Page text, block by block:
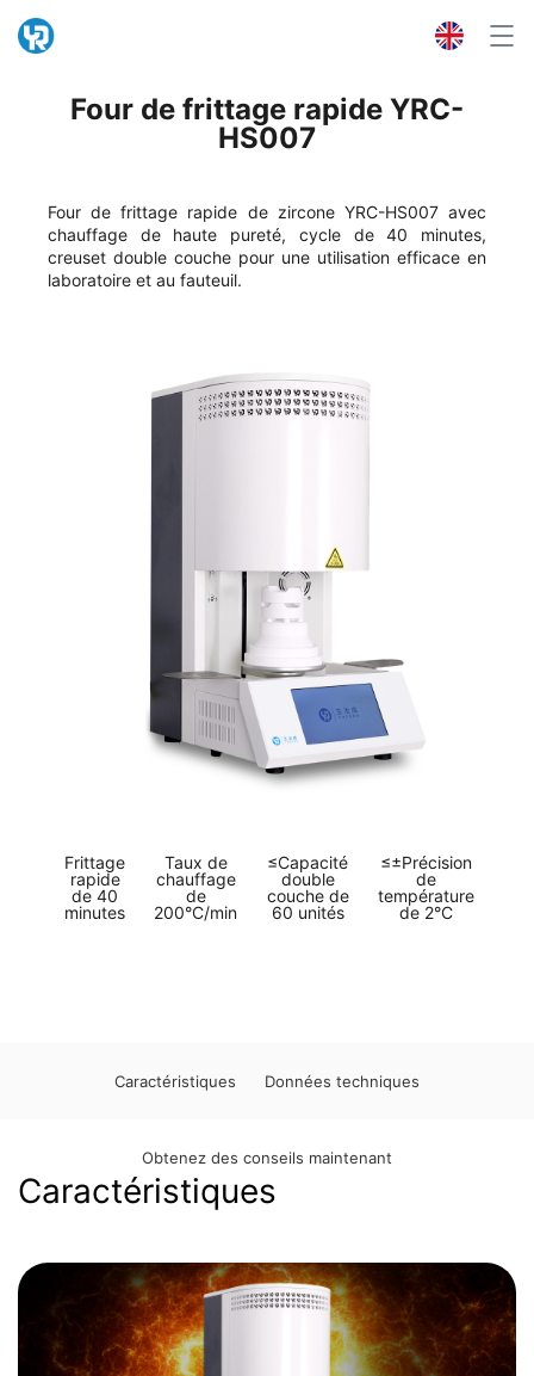
Four de frittage rapide YRC-
HS007
Four de frittage rapide de zircone YRC-HS007 avec
chauffage de haute pureté, cycle de 40 minutes,
creuset double couche pour une utilisation efficace en
laboratoire et au fauteuil.
Frittage
rapide
de 40
minutes
Taux de
chauffage
de
200°C/min
≤Capacité
double
couche de
60 unités
≤±Précision
de
température
de 2°C
Caractéristiques Données techniques
Obtenez des conseils maintenant
Caractéristiques